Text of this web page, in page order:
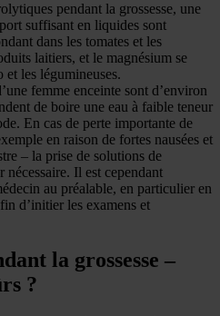
pendant la grossesse, une
suffisant en liquides sont
dans les tomates et les
laitiers, et le magnésium se
et les légumineuses.
femme enceinte sont d’environ
de boire une eau à faible teneur
En cas de perte importante de
en raison de fortes nausées et
– la prise de solutions de
nécessaire. Il est cependant
au préalable, en particulier en
d’initier les examens et
la grossesse –
?